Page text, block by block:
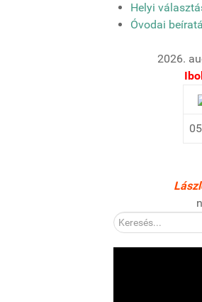
Helyi
Óvodai
2026.
Kereső: